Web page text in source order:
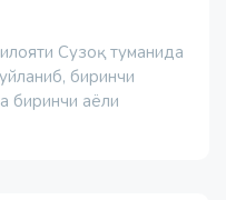
Сузоқ туманида
биринчи
биринчи аёли